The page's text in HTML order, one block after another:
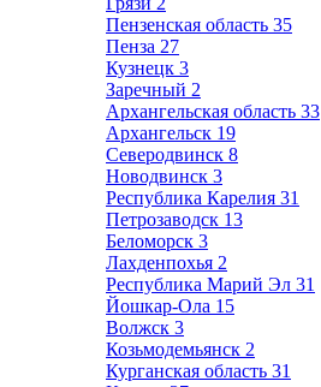
Пензенская область 35
Пенза 27
Кузнецк 3
Заречный 2
Архангельская область 33
Архангельск 19
Северодвинск 8
Новодвинск 3
Республика Карелия 31
Петрозаводск 13
Беломорск 3
Лахденпохья 2
Республика Марий Эл 31
Йошкар-Ола 15
Волжск 3
Козьмодемьянск 2
Курганская область 31